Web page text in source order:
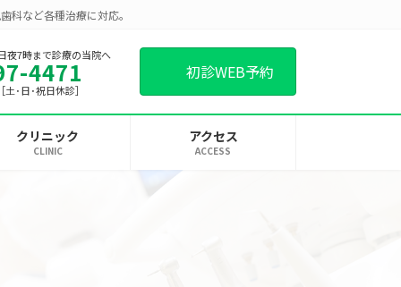
科など各種治療に対応。
夜7時まで診療の当院へ
4471
･日･祝日休診］
初診WEB予約
クリニック
CLINIC
アクセス
ACCESS